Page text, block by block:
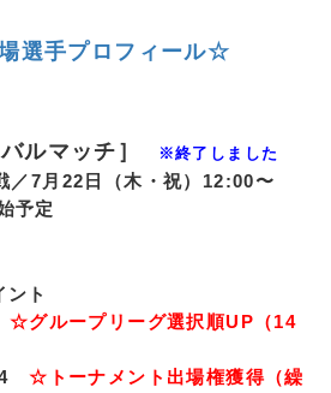
選手プロフィール☆
ルマッチ］ ※終了しました
／7月22日（木・祝）12:00〜
予定
ト
☆グループリーグ選択順UP（14
☆トーナメント出場権獲得（繰